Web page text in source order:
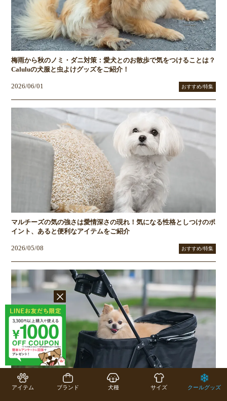
アイテム ブランド 犬種 サイズ クールグッズ
梅雨から秋のノミ・ダニ対策：愛犬とのお散歩で気をつけることは？
Caluluの犬服と虫よけグッズをご紹介！
2026/06/01 おすすめ/特集
マルチーズの気の強さは愛情深さの現れ！気になる性格としつけのポ
イント、あると便利なアイテムをご紹介
2026/05/08 おすすめ/特集
ペットカートは暑さ対策にも便利！犬・猫の夏のお散歩・お出かけに